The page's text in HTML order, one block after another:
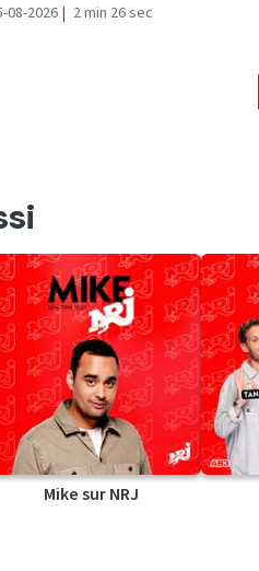
08-2026| 2 min 26 sec
Mike sur NRJ